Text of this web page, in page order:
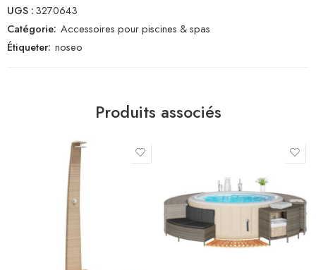
UGS :3270643
Catégorie: Accessoires pour piscines & spas
Étiqueter: noseo
Produits associés